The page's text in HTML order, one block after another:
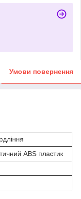
Умови повернення
ABS пластик